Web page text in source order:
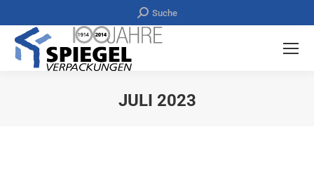
Search:
Suche
JULI 2023